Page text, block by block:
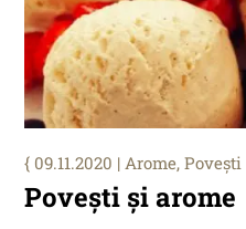
Povești și arome
09.11.2020 |Arome,Povești